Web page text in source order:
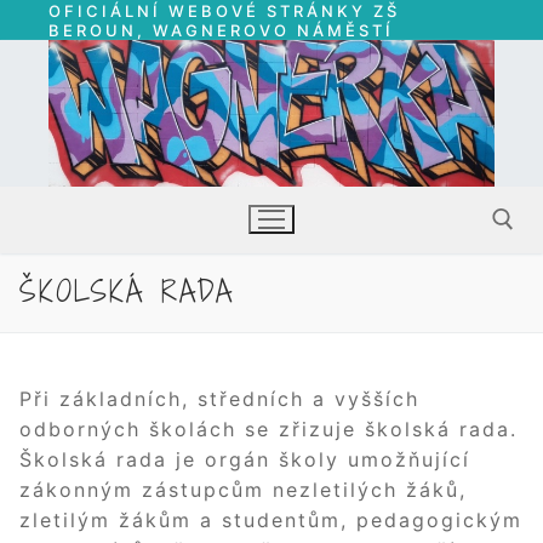
Přeskočit
na
obsah
OFICIÁLNÍ WEBOVÉ STRÁNKY ZŠ
BEROUN, WAGNEROVO NÁMĚSTÍ
ŠKOLSKÁ RADA
Při základních, středních a vyšších
odborných školách se zřizuje školská rada.
Školská rada je orgán školy umožňující
zákonným zástupcům nezletilých žáků,
zletilým žákům a studentům, pedagogickým